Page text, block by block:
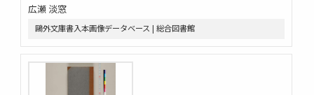
広瀬 淡窓
鷗外文庫書入本画像データベース | 総合図書館